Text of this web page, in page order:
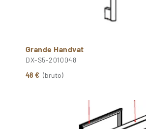
Grande Handvat
DX-S5-2010048
48 € (bruto)